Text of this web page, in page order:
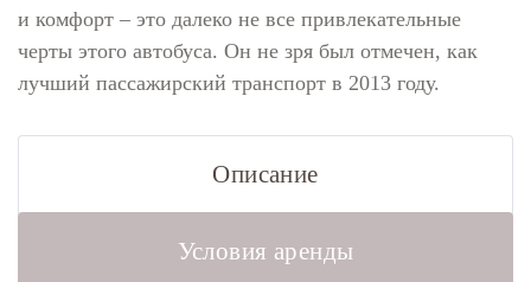
и комфорт – это далеко не все привлекательные
черты этого автобуса. Он не зря был отмечен, как
лучший пассажирский транспорт в 2013 году.
Описание
Условия аренды